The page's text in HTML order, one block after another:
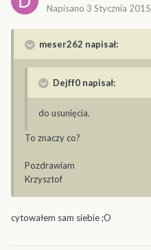
Napisano 3 Stycznia 2015
meser262 napisał:
Dejff0 napisał:
do usunięcia.
To znaczy co?
Pozdrawiam
Krzysztof
cytowałem sam siebie ;O